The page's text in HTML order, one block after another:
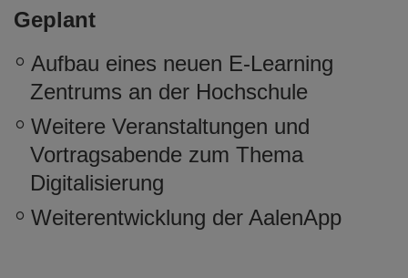
Geplant
Aufbau eines neuen E-Learning
Zentrums an der Hochschule
Weitere Veranstaltungen und
Vortragsabende zum Thema
Digitalisierung
Weiterentwicklung der AalenApp